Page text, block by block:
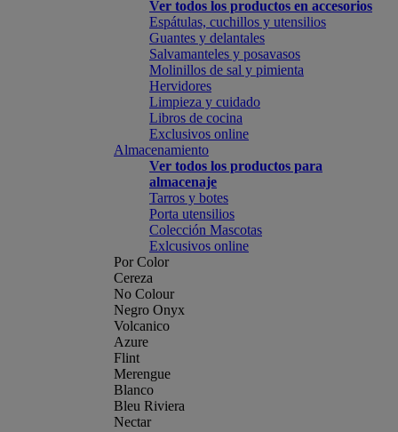
Ver todos los productos en accesorios
Espátulas, cuchillos y utensilios
Guantes y delantales
Salvamanteles y posavasos
Molinillos de sal y pimienta
Hervidores
Limpieza y cuidado
Libros de cocina
Exclusivos online
Almacenamiento
Ver todos los productos para
almacenaje
Tarros y botes
Porta utensilios
Colección Mascotas
Exlcusivos online
Por Color
Cereza
No Colour
Negro Onyx
Volcanico
Azure
Flint
Merengue
Blanco
Bleu Riviera
Nectar